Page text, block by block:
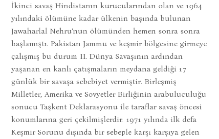
İkinci savaş Hindistanın kurucularından olan ve 1964
yılındaki ölümüne kadar ülkenin başında bulunan
Jawaharlal Nehru’nun ölümünden hemen sonra sonra
başlamıştı. Pakistan Jammu ve keşmir bölgesine girmeye
çalışmış bu durum II. Dünya Savaşının ardından
yaşanan en kanlı çatışmaların meydana geldiği 17
günlük bir savaşa sebebiyet vermiştir. Birleşmiş
Milletler, Amerika ve Sovyetler Birliğinin arabuluculuğu
sonucu Taşkent Deklarasyonu ile taraflar savaş öncesi
konumlarına geri çekilmişlerdir. 1971 yılında ilk defa
Keşmir Sorunu dışında bir sebeple karşı karşıya gelen